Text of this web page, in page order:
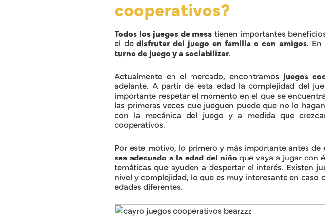
cooperativos?
Todos los juegos de mesa tienen importantes
el de disfrutar del juego en familia o con amigos. En
turno de juego y a sociabilizar.
Actualmente en el mercado, encontramos juegos
adelante. A partir de esta edad la complejidad del
importante respetar el momento en el que se
las primeras veces que jueguen puede que no lo
con la mecánica del juego y a medida que
cooperativos.
Por este motivo, lo primero y más importante antes de
sea adecuado a la edad del niño que vaya a jugar con
temáticas que ayuden a despertar el interés. Existen
nivel y complejidad, lo que es muy interesante en
edades diferentes.